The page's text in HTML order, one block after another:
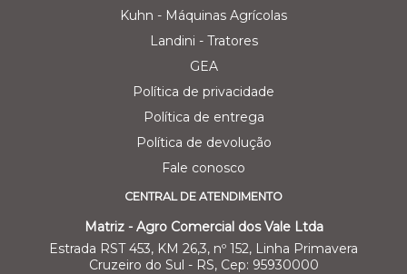
Kuhn - Máquinas Agrícolas
Landini - Tratores
GEA
Política de privacidade
Política de entrega
Política de devolução
Fale conosco
CENTRAL DE ATENDIMENTO
Matriz - Agro Comercial dos Vale Ltda
Estrada RST 453, KM 26,3, nº 152, Linha Primavera
Cruzeiro do Sul - RS, Cep: 95930000